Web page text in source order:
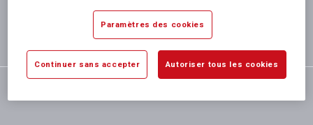
si validation avant 12h
satisfaction totale
Paramètres des cookies
Continuer sans accepter Autoriser tous les cookies